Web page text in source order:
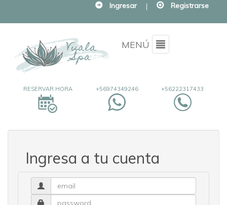
Ingresar | Registrarse
MENÚ Menu
+56222317433
+56974349246
RESERVAR HORA
Ingresa a tu cuenta